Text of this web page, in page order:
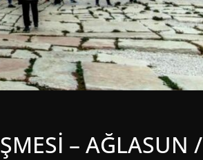
– AĞLASUN /